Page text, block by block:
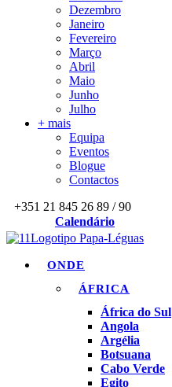
Dezembro
Janeiro
Fevereiro
Março
Abril
Maio
Junho
Julho
+ mais
Equipa
Eventos
Blogue
Contactos
+351 21 845 26 89 / 90
Calendário
ONDE
ÁFRICA
África do Sul
Angola
Argélia
Botsuana
Cabo Verde
Egito